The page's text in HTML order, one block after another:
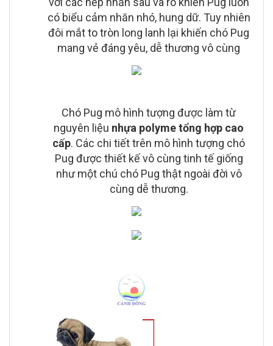
có biểu cảm nhăn nhó, hung dữ. Tuy nhiên
đôi mắt to tròn long lanh lại khiến chó Pug
mang vẻ đáng yêu, dễ thương vô cùng
Chó Pug mô hình tượng được làm từ
nguyên liệu nhựa polyme tổng hợp cao
cấp. Các chi tiết trên mô hình tượng chó
Pug được thiết kế vô cùng tinh tế giống
như một chú chó Pug thật ngoài đời vô
cùng dễ thương.